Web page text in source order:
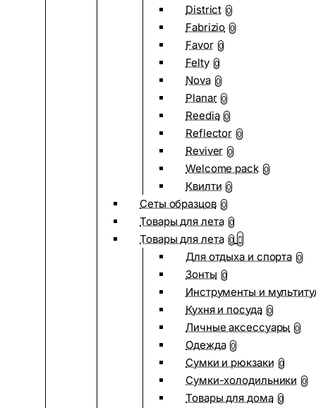
District 0
Fabrizio 0
Favor 0
Felty 0
Nova 0
Planar 0
Reedia 0
Reflector 0
Reviver 0
Welcome pack 0
Квилти 0
Сеты образцов 0
Товары для лета 0
Товары для лета 0
Для отдыха и спорта 0
Зонты 0
Инструменты и
Кухня и посуда 0
Личные аксессуары 0
Одежда 0
Сумки и рюкзаки 0
Сумки-холодильники 0
Товары для дома 0